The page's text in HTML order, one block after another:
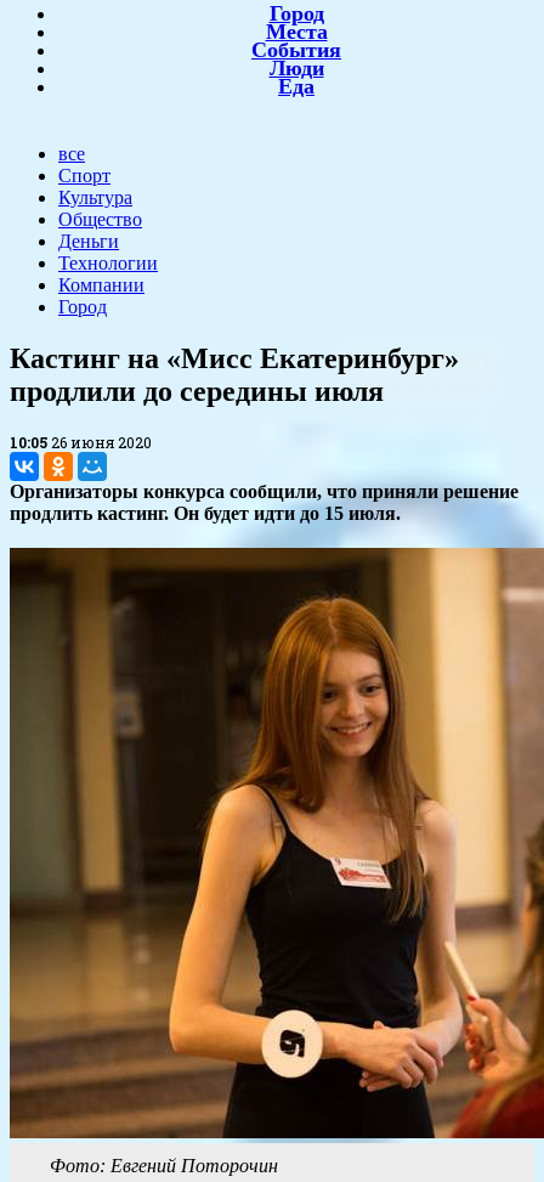
Город
Места
События
Люди
Еда
все
Спорт
Культура
Общество
Деньги
Технологии
Компании
Город
Кастинг на «Мисс Екатеринбург»
продлили до середины июля
10:0526 июня 2020
Организаторы конкурса сообщили, что приняли решение
продлить кастинг. Он будет идти до 15 июля.
Фото: Евгений Поторочин